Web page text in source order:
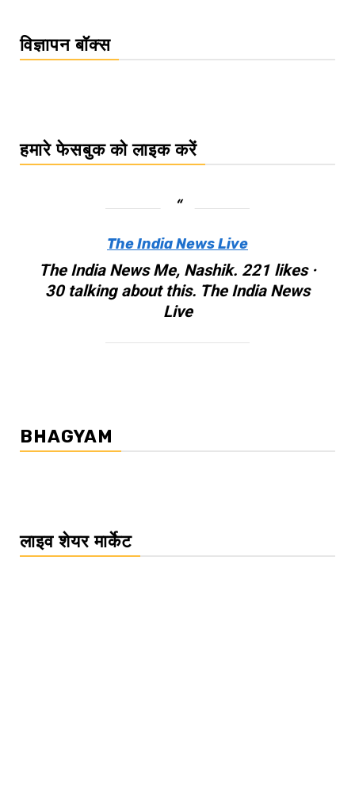
विज्ञापन बॉक्स
हमारे फेसबुक को लाइक करें
The India News Live
The India News Me, Nashik. 221 likes ·
30 talking about this. The India News
Live
BHAGYAM
लाइव शेयर मार्केट